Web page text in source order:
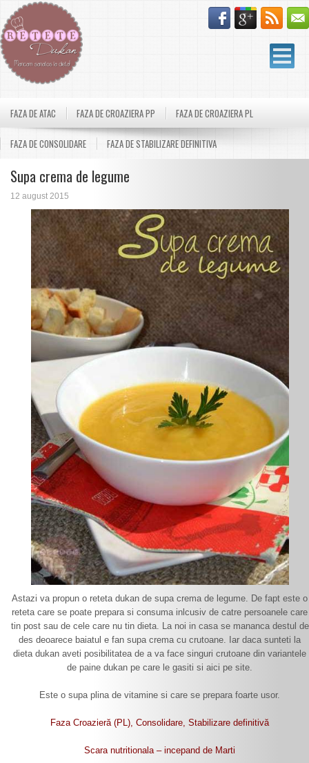
FAZA DE ATAC FAZA DE CROAZIERA PP FAZA DE CROAZIERA PL
FAZA DE CONSOLIDARE FAZA DE STABILIZARE DEFINITIVA
Supa crema de legume
12 august 2015
Astazi va propun o reteta dukan de supa crema de legume. De fapt este o
reteta care se poate prepara si consuma inlcusiv de catre persoanele care
tin post sau de cele care nu tin dieta. La noi in casa se mananca destul de
des deoarece baiatul e fan supa crema cu crutoane. Iar daca sunteti la
dieta dukan aveti posibilitatea de a va face singuri crutoane din variantele
de paine dukan pe care le gasiti si aici pe site.
Este o supa plina de vitamine si care se prepara foarte usor.
Faza Croazieră (PL), Consolidare, Stabilizare definitivă
Scara nutritionala – incepand de Marti